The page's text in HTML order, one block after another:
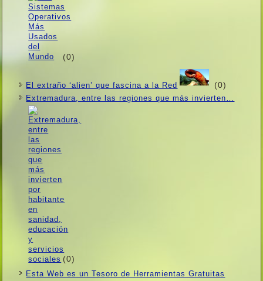
(0)
El extraño ‘alien’ que fascina a la Red (0)
Extremadura, entre las regiones que más invierten…
(0)
Esta Web es un Tesoro de Herramientas Gratuitas